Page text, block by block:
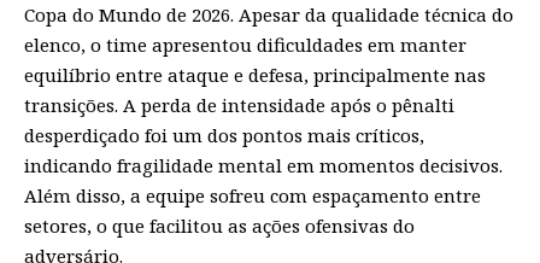
Copa do Mundo de 2026. Apesar da qualidade técnica do
elenco, o time apresentou dificuldades em manter
equilíbrio entre ataque e defesa, principalmente nas
transições. A perda de intensidade após o pênalti
desperdiçado foi um dos pontos mais críticos,
indicando fragilidade mental em momentos decisivos.
Além disso, a equipe sofreu com espaçamento entre
setores, o que facilitou as ações ofensivas do
adversário.